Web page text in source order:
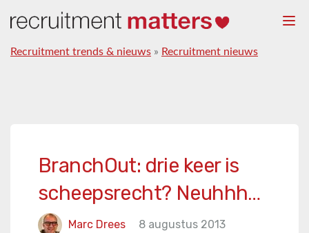
Recruitment trends & nieuws » Recruitment nieuws
BranchOut: drie keer is
scheepsrecht? Neuhhh…
Marc Drees
8 augustus 2013